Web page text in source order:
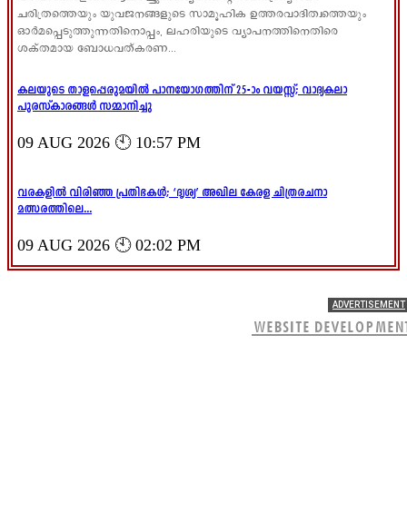
ചരിത്രത്തെയും യുവജനങ്ങളുടെ സാമൂഹിക ഉത്തരവാദിത്വത്തെയും
ഓർമപ്പെടുത്തുന്നതിനൊപ്പം, ലഹരിയുടെ വ്യാപനത്തിനെതിരെ
ശക്തമായ ബോധവത്കരണ...
കലയുടെ താളപ്പെരുമയിൽ പാനയോഗത്തിന് 25-ാം വയസ്സ്; വാദ്യകലാ
പുരസ്‌കാരങ്ങൾ സമ്മാനിച്ചു
09 AUG 2026 🕙 10:57 PM
വരകളിൽ വിരിഞ്ഞ പ്രതിഭകൾ; ‘ദൃശ്യ’ അഖില കേരള ചിത്രരചനാ
മത്സരത്തിലെ...
09 AUG 2026 🕙 02:02 PM
ADVERTISEMENT
WEBSITE